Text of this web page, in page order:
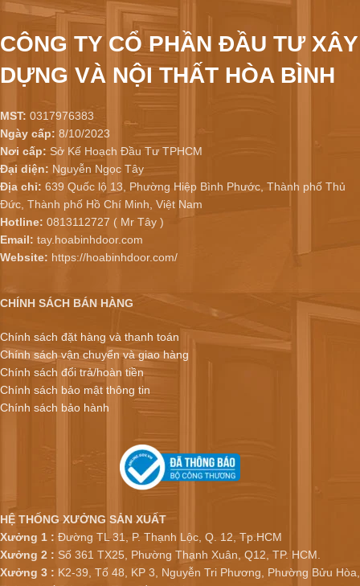
CÔNG TY CỔ PHẦN ĐẦU TƯ XÂY
DỰNG VÀ NỘI THẤT HÒA BÌNH
MST: 0317976383
Ngày cấp: 8/10/2023
Nơi cấp: Sở Kế Hoạch Đầu Tư TPHCM
Đại diện: Nguyễn Ngọc Tây
Địa chỉ: 639 Quốc lộ 13, Phường Hiệp Bình Phước, Thành phố Thủ
Đức, Thành phố Hồ Chí Minh, Việt Nam
Hotline: 0813112727 ( Mr Tây )
Email: tay.hoabinhdoor.com
Website: https://hoabinhdoor.com/
CHÍNH SÁCH BÁN HÀNG
Chính sách đặt hàng và thanh toán
Chính sách vận chuyển và giao hàng
Chính sách đổi trả/hoàn tiền
Chính sách bảo mật thông tin
Chính sách bảo hành
HỆ THỐNG XƯỞNG SẢN XUẤT
Xưởng 1 : Đường TL 31, P. Thạnh Lộc, Q. 12, Tp.HCM
Xưởng 2 : Số 361 TX25, Phường Thạnh Xuân, Q12, TP. HCM.
Xưởng 3 : K2-39, Tổ 48, KP 3, Nguyễn Tri Phương, Phường Bửu Hòa,